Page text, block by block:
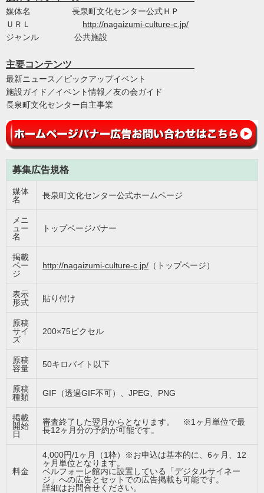
媒体名 長泉町文化センター公式ＨＰ
ＵＲＬ http://nagaizumi-culture-c.jp/
ジャンル 公共施設
主要コンテンツ
最新ニュース／ピックアップイベント
施設ガイド／イベント情報／友の会ガイド
長泉町文化センター自主事業
募集広告規格
媒体
名
長泉町文化センター公式ホームページ
メニ
ュー
名
トップページバナー
掲載
ペー
ジ
http://nagaizumi-culture-c.jp/ （トップページ）
表示
形式
貼り付け
原稿
サイ
ズ
200×75ピクセル
原稿
容量
50キロバイト以下
原稿
種類
GIF（透過GIF不可）、JPEG、PNG
掲載
開始
日
審査終了した翌月からとなります。 ※1ヶ月単位で最
長12ヶ月分の予約が可能です。
料金
4,000円/1ヶ月（1枠）※お申込は基本的に、6ヶ月、12
ヶ月単位となります。
ベルフォーレ館内に設置している「デジタルサイネー
ジ」への広告とセットでの広告掲載も可能です。
詳細はお問合せください。